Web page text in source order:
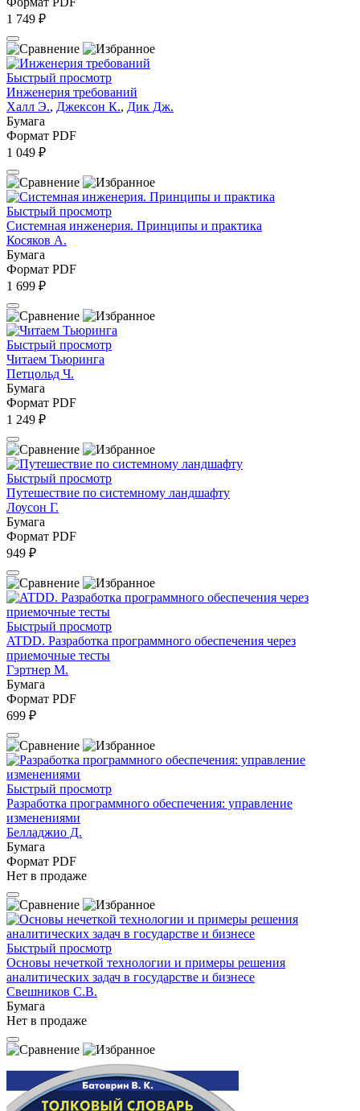
1 749 ₽
Быстрый просмотр
Инженерия требований
Халл Э., Джексон К., Дик Дж.
Бумага
Формат PDF
1 049 ₽
Быстрый просмотр
Системная инженерия. Принципы и практика
Косяков А.
Бумага
Формат PDF
1 699 ₽
Быстрый просмотр
Читаем Тьюринга
Петцольд Ч.
Бумага
Формат PDF
1 249 ₽
Быстрый просмотр
Путешествие по системному ландшафту
Лоусон Г.
Бумага
Формат PDF
949 ₽
Быстрый просмотр
ATDD. Разработка программного обеспечения через
приемочные тесты
Гэртнер М.
Бумага
Формат PDF
699 ₽
Быстрый просмотр
Разработка программного обеспечения: управление
изменениями
Белладжио Д.
Бумага
Формат PDF
Нет в продаже
Быстрый просмотр
Основы нечеткой технологии и примеры решения
аналитических задач в государстве и бизнесе
Свешников С.В.
Бумага
Нет в продаже